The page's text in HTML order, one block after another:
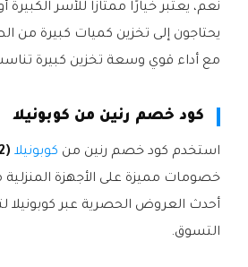
نعم، يعتبر خيارًا ممتازًا للأسر
يحتاجون إلى تخزين كميات كبيرة من
مع أداء قوي وسعة تخزين كبيرة
كود خصم رنين من كوبونيلا
استخدم كود خصم رنين من كوبونيلا (RR22)
خصومات مميزة على الأجهزة
أحدث العروض الحصرية عبر كوبونيلا
التسوق.